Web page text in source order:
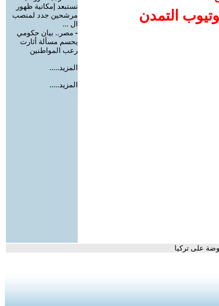
التمدن
نستبعد إمكانية ظهور
مرشحين جدد لمنصب
ال ...
- مصر.. بيان حكومي
يحسم مسألة أثارت
رعب المواطنين
المزيد.....
المزيد.....
على تركيا